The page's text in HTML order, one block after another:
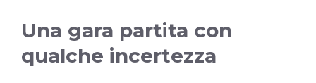
Una gara partita con
qualche incertezza